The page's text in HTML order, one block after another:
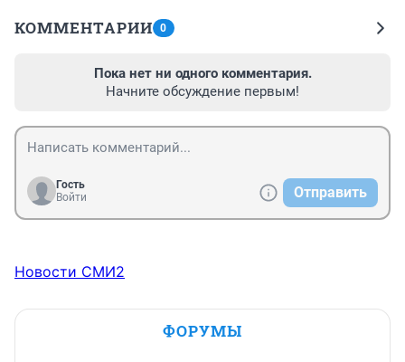
КОММЕНТАРИИ 0
Пока нет ни одного комментария.
Начните обсуждение первым!
Гость
Войти
Отправить
Новости СМИ2
ФОРУМЫ